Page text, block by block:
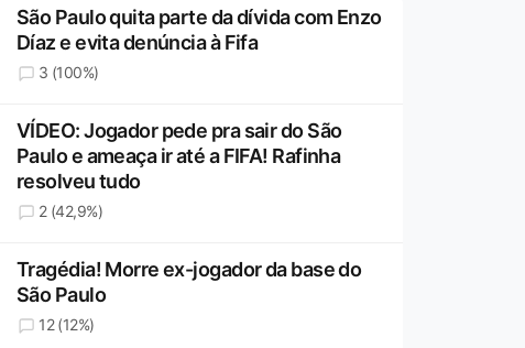
São Paulo quita parte da dívida com Enzo
Díaz e evita denúncia à Fifa
3 (100%)
VÍDEO: Jogador pede pra sair do São
Paulo e ameaça ir até a FIFA! Rafinha
resolveu tudo
2 (42,9%)
Tragédia! Morre ex-jogador da base do
São Paulo
12 (12%)